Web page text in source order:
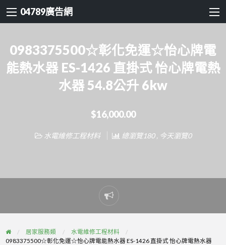
04789廣告網
0983375500☆彰化免運☆怡心牌電
能熱水器 ES-1426 直掛式 怡心牌電熱
水器 54.8公升 6kw
$16,000.00
水電維修工程材料 總瀏覽180 , 今天瀏覽0
Report
problem
居家服務類
水電維修工程材料
0983375500☆彰化免運☆怡心牌電能熱水器 ES-1426 直掛式 怡心牌電熱水器